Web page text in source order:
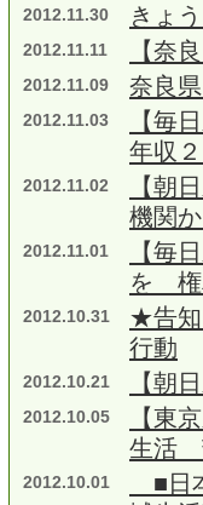
2012.11.30 きょ
2012.11.11 【奈
2012.11.09 奈良
2012.11.03
【毎
年収
2012.11.02
【朝
機関
2012.11.01
【毎
を 権
2012.10.31
★告
行動
2012.10.21 【朝
2012.10.05
【東
生活
2012.10.01
■日